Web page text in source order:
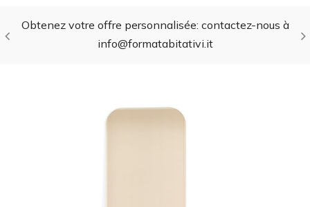
Obtenez votre offre personnalisée: contactez-nous à
info@formatabitativi.it